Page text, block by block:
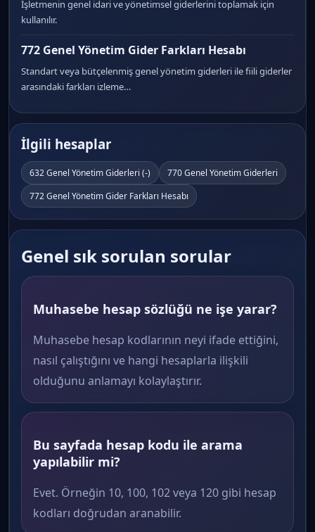
İşletmenin genel idari ve yönetimsel giderlerini toplamak için
kullanılır.
772 Genel Yönetim Gider Farkları Hesabı
Standart veya bütçelenmiş genel yönetim giderleri ile fiili giderler
arasındaki farkları izleme…
İlgili hesaplar
632 Genel Yönetim Giderleri (-)
770 Genel Yönetim Giderleri
772 Genel Yönetim Gider Farkları Hesabı
Genel sık sorulan sorular
Muhasebe hesap sözlüğü ne işe yarar?
Muhasebe hesap kodlarının neyi ifade ettiğini,
nasıl çalıştığını ve hangi hesaplarla ilişkili
olduğunu anlamayı kolaylaştırır.
Bu sayfada hesap kodu ile arama
yapılabilir mi?
Evet. Örneğin 10, 100, 102 veya 120 gibi hesap
kodları doğrudan aranabilir.